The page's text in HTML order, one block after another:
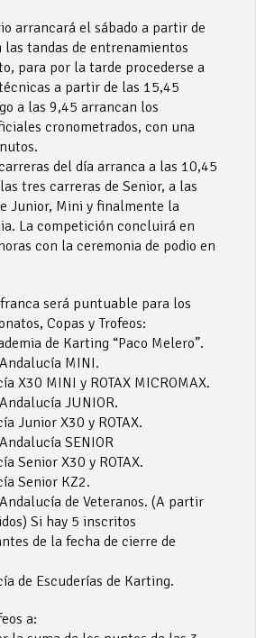
arrancará el sábado a partir de
las tandas de entrenamientos
para por la tarde procederse a
a partir de las 15,45
a las 9,45 arrancan los
cronometrados, con una
del día arranca a las 10,45
tres carreras de Senior, a las
Junior, Mini y finalmente la
La competición concluirá en
con la ceremonia de podio en
será puntuable para los
Copas y Trofeos:
de Karting “Paco Melero”.
MINI.
X30 MINI y ROTAX MICROMAX.
JUNIOR.
Junior X30 y ROTAX.
SENIOR
Senior X30 y ROTAX.
Senior KZ2.
de Veteranos. (A partir
Si hay 5 inscritos
de la fecha de cierre de
de Escuderías de Karting.
a: